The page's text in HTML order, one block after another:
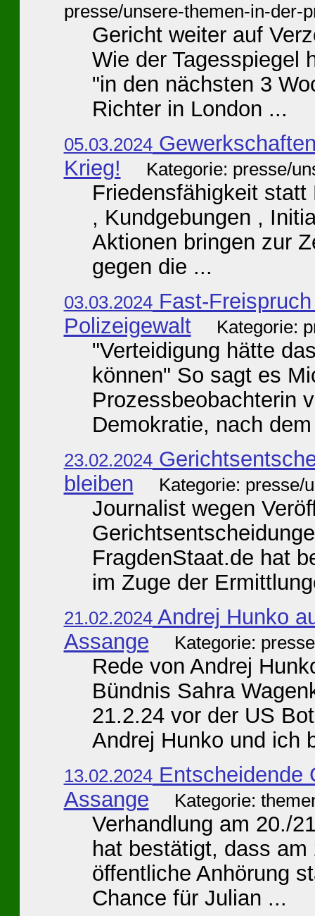
presse/unsere-themen-in-der-
Gericht weiter auf
Wie der Tagesspiegel
"in den nächsten 3
Richter in London ...
05.03.2024
Krieg!
Kategorie: presse/
Friedensfähigkeit
, Kundgebungen ,
Aktionen bringen zur
gegen die ...
03.03.2024Fast-
Polizeigewalt
Kategorie:
"Verteidigung hätte
können" So sagt es
Prozessbeobachterin
Demokratie, nach
23.02.2024
bleiben
Kategorie: presse/
Journalist wegen
FragdenStaat.de hat
im Zuge der
21.02.2024Andrej Hunko
Assange
Kategorie:
Rede von Andrej
Bündnis Sahra
21.2.24 vor der US
Andrej Hunko und ich
13.02.2024Entscheidende
Assange
Kategorie:
Verhandlung am 20./
hat bestätigt, dass
öffentliche Anhörung
Chance für Julian ...